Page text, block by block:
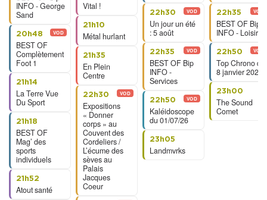
INFO - George
Sand
20h48
BEST OF
Complètement
Foot 1
VOD
21h14
La Terre Vue
Du Sport
21h18
BEST OF
Mag’ des
sports
individuels
21h52
Atout santé
Vital !
21h10
Métal hurlant
21h35
En Plein
Centre
22h30
Expositions
« Donner
corps » au
Couvent des
Cordeliers /
L’écume des
sèves au
Palais
Jacques
Coeur
VOD
22h30
Un jour un été
: 5 août
VOD
22h35
BEST OF Bip
INFO -
Services
VOD
22h50
Kaléidoscope
du 01/07/26
VOD
23h05
Landmvrks
22h35
BEST OF Bip
INFO - Loisirs
VOD
22h50
Top Chrono du
8 janvier 2026
VOD
23h00
The Sound
Comet